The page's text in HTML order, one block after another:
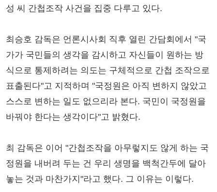
성 씨 간첩조작 사건을 집중 다루고 있다.
최승호 감독은 언론시사회 직후 열린 간담회에서 "국
가가 국민들의 생각을 감시하고 자신들이 원하는 방
식으로 통제하려는 의도는 구체적으로 간첩 조작으로
표출된다"고 지적하며 "국정원은 아직 변하지 않았고
스스로 변하는 일도 없으리라 본다. 국민이 국정원을
바꿔야 한다는 생각이다"고 밝혔다.
최 감독은 이어 "간첩조작을 아무렇지도 않게 하는 국
정원을 내버려 두는 건 우리 생명을 백척간두에 달아
놓는 것과 마찬가지"라고 했다. 그 이유는 이렇다.